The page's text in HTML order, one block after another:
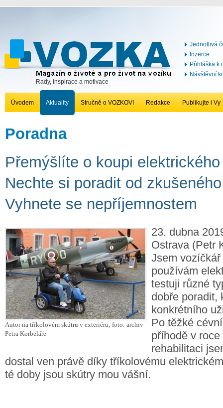
Rady, inspirace a motivace
Jednotlivá
Inzerce
Přihláška k
Návštěvní
Úvodem Aktuality Stručně o VOZKOVI Redakce Publikujte i Vy
Poradna
Přemýšlíte o koupi
Nechte si poradit od
Vyhnete se nepříjemnostem
Autor na tříkolovém skútru v exteriéru; foto: archiv
Petra Korbeláře
23. dubna
Ostrava (Petr
Jsem
používám
testuji různé
dobře poradit,
konkrétního
Po těžké
příhodě v
rehabilitaci
dostal ven právě díky tříkolovému
té doby jsou skútry mou vášní.